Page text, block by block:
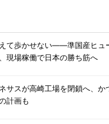
て歩かせない――準国産ヒュ
現場稼働で日本の勝ち筋へ
サスが高崎工場を閉鎖へ、か
計画も